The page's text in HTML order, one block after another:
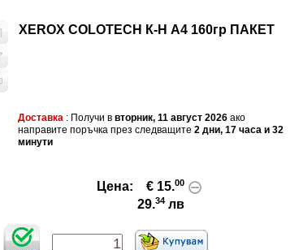
XEROX COLOTECH К-Н А4 160гр ПАКЕТ
Доставка : Получи в вторник, 11 август 2026 ако
направите поръчка през следващите 2 дни, 17 часа и 32
минути
Цена: € 15.00
29.34 лв